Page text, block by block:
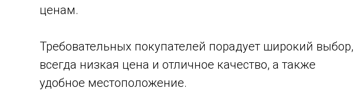
ценам.
Требовательных покупателей порадует широкий выбор,
всегда низкая цена и отличное качество, а также
удобное местоположение.